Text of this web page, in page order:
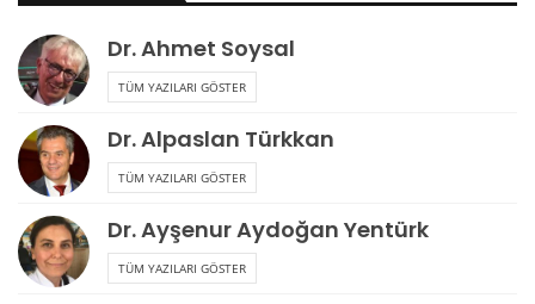
Dr. Ahmet Soysal
TÜM YAZILARI GÖSTER
Dr. Alpaslan Türkkan
TÜM YAZILARI GÖSTER
Dr. Ayşenur Aydoğan Yentürk
TÜM YAZILARI GÖSTER